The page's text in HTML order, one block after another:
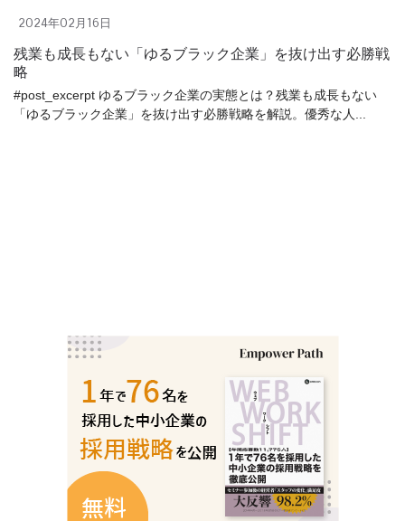
2024年02月16日
残業も成長もない「ゆるブラック企業」を抜け出す必勝戦
略
#post_excerpt ゆるブラック企業の実態とは？残業も成長もない
「ゆるブラック企業」を抜け出す必勝戦略を解説。優秀な人...